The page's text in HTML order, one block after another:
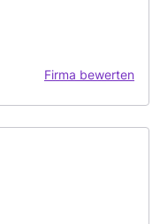
Firma bewerten